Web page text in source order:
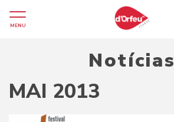
MENU
Notícias
MAI 2013